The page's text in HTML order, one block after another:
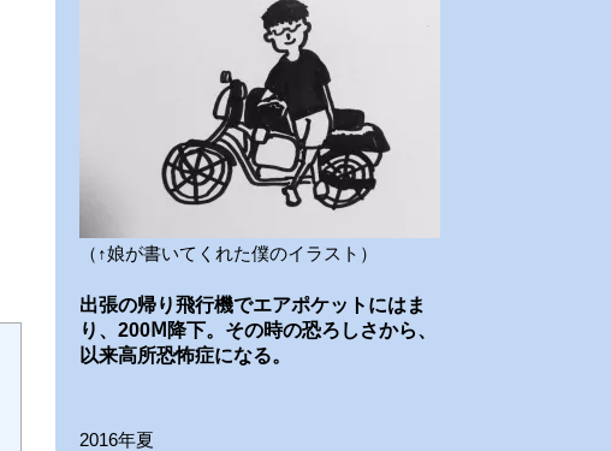
（↑娘が書いてくれた僕のイラスト）
出張の帰り飛行機でエアポケットにはま
り、200Ⅿ降下。その時の恐ろしさから、
以来高所恐怖症になる。
2016年夏